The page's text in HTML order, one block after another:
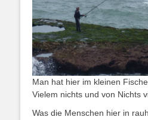
Man hat hier im kleinen
Vielem nichts und von Nichts
Was die Menschen hier in